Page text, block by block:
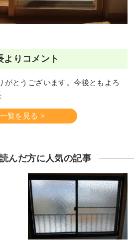
よりコメント
がとうございます。今後ともよろ
一覧を見る >
んだ方に人気の記事